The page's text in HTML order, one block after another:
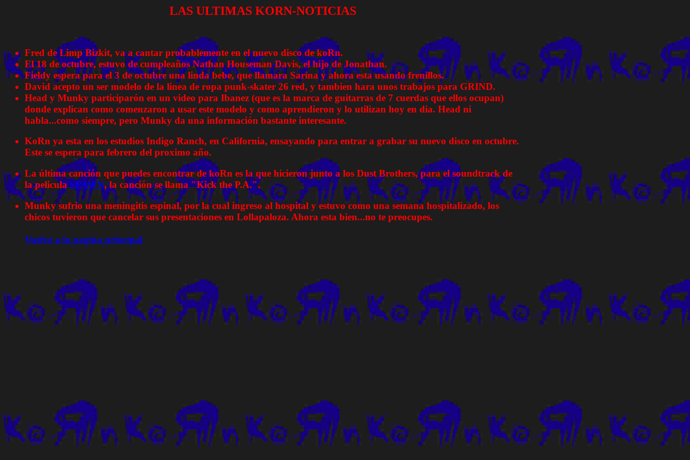
LAS ULTIMAS KORN-NOTICIAS
Fred de Limp Bizkit, va a cantar probablemente en el nuevo disco de koRn.
El 18 de octubre, estuvo de cumpleaños Nathan Houseman Davis, el hijo de Jonathan.
Fieldy espera para el 3 de octubre una linda bebe, que llamara Sarina y ahora esta usando frenillos.
David acepto un ser modelo de la linea de ropa punk-skater 26 red, y tambien hara unos trabajos para GRIND.
Head y Munky participarón en un video para Ibanez (que es la marca de guitarras de 7 cuerdas que ellos ocupan)
donde explican como comenzaron a usar este modelo y como aprendieron y lo utilizan hoy en dia. Head ni
habla...como siempre, pero Munky da una información bastante interesante.
KoRn ya esta en los estudios Indigo Ranch, en California, ensayando para entrar a grabar su nuevo disco en octubre.
Este se espera para febrero del proximo año.
La última canción que puedes encontrar de koRn es la que hicieron junto a los Dust Brothers, para el soundtrack de
la peliculaSPAWN, la canción se llama "Kick the P.A.".
Munky sufrio una meningitis espinal, por la cual ingreso al hospital y estuvo como una semana hospitalizado, los
chicos tuvieron que cancelar sus presentaciones en Lollapaloza. Ahora esta bien...no te preocupes.
Vuelve a la pagina principal